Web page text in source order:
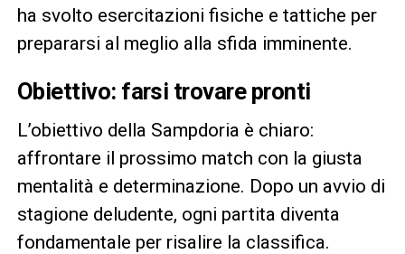
ha svolto esercitazioni fisiche e tattiche per
prepararsi al meglio alla sfida imminente.
Obiettivo: farsi trovare pronti
L’obiettivo della Sampdoria è chiaro:
affrontare il prossimo match con la giusta
mentalità e determinazione. Dopo un avvio di
stagione deludente, ogni partita diventa
fondamentale per risalire la classifica.